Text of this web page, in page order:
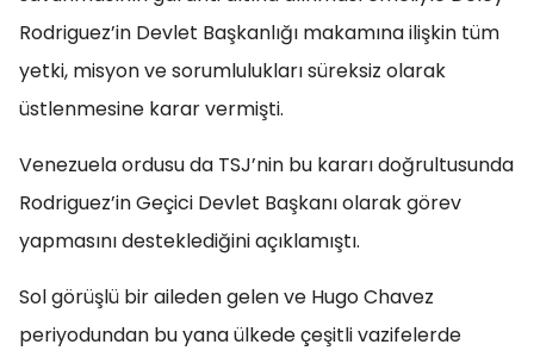
Rodriguez’in Devlet Başkanlığı makamına ilişkin tüm
yetki, misyon ve sorumlulukları süreksiz olarak
üstlenmesine karar vermişti.
Venezuela ordusu da TSJ’nin bu kararı doğrultusunda
Rodriguez’in Geçici Devlet Başkanı olarak görev
yapmasını desteklediğini açıklamıştı.
Sol görüşlü bir aileden gelen ve Hugo Chavez
periyodundan bu yana ülkede çeşitli vazifelerde